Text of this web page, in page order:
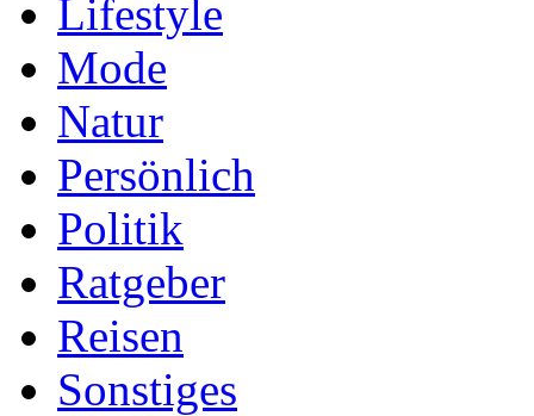
Lifestyle
Mode
Natur
Persönlich
Politik
Ratgeber
Reisen
Sonstiges